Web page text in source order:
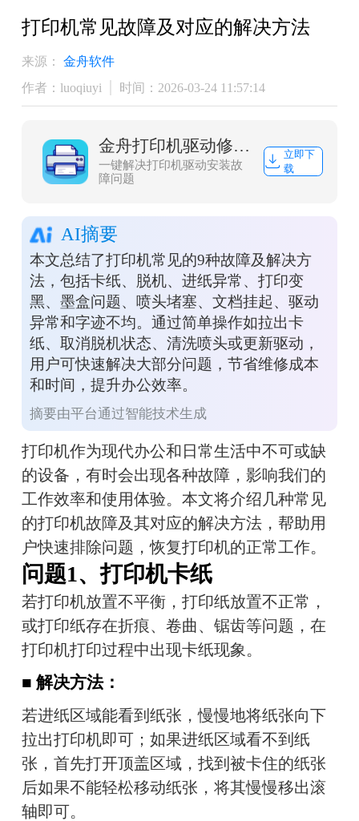
打印机常见故障及对应的解决方法
来源：
金舟软件
作者：luoqiuyi
时间：2026-03-24 11:57:14
金舟打印机驱动修复软件
一键解决打印机驱动安装故
障问题
立即下
载
AI摘要
本文总结了打印机常见的9种故障及解决方
法，包括卡纸、脱机、进纸异常、打印变
黑、墨盒问题、喷头堵塞、文档挂起、驱动
异常和字迹不均。通过简单操作如拉出卡
纸、取消脱机状态、清洗喷头或更新驱动，
用户可快速解决大部分问题，节省维修成本
和时间，提升办公效率。
摘要由平台通过智能技术生成
打印机作为现代办公和日常生活中不可或缺
的设备，有时会出现各种故障，影响我们的
工作效率和使用体验。本文将介绍几种常见
的打印机故障及其对应的解决方法，帮助用
户快速排除问题，恢复打印机的正常工作。
问题1、打印机卡纸
若打印机放置不平衡，打印纸放置不正常，
或打印纸存在折痕、卷曲、锯齿等问题，在
打印机打印过程中出现卡纸现象。
■ 解决方法：
若进纸区域能看到纸张，慢慢地将纸张向下
拉出打印机即可；如果进纸区域看不到纸
张，首先打开顶盖区域，找到被卡住的纸张
后如果不能轻松移动纸张，将其慢慢移出滚
轴即可。